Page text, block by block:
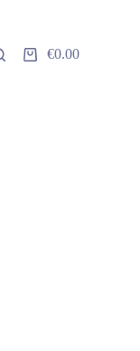
Carrinho
€0.00